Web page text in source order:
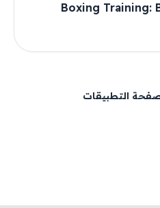
Boxing Training:
صفحة التطبيقات